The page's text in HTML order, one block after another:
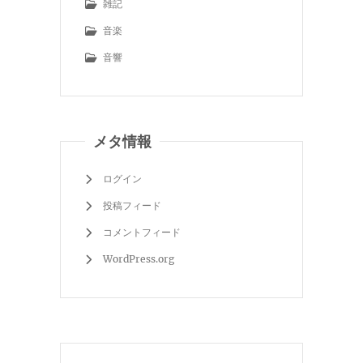
雑記
音楽
音響
メタ情報
ログイン
投稿フィード
コメントフィード
WordPress.org